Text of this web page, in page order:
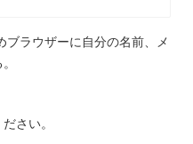
ブラウザーに自分の名前、メ
さい。